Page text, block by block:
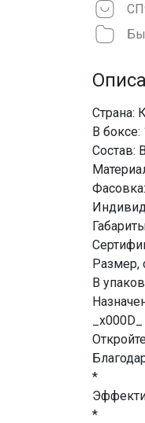
Страна:
В боксе:
Состав:
Размер,
В
_x000D_
*
*